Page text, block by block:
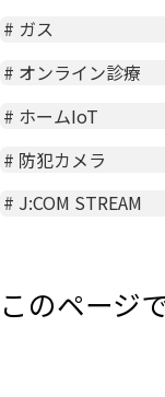
# ガス
# オンライン診療
# ホームIoT
# 防犯カメラ
# J:COM STREAM
このページ